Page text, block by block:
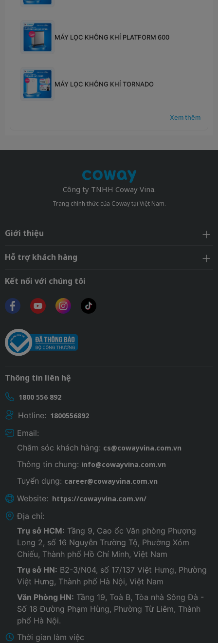
MÁY LỌC KHÔNG KHÍ PLATFORM 600
MÁY LỌC KHÔNG KHÍ TORNADO
Xem thêm
Công ty TNHH Coway Vina.
Trang chính thức của Coway tại Việt Nam.
Giới thiệu
Hỗ trợ khách hàng
Kết nối với chúng tôi
Thông tin liên hệ
1800 556 892
Hotline: 1800556892
Email:
Chăm sóc khách hàng: cs@cowayvina.com.vn
Thông tin chung: info@cowayvina.com.vn
Tuyển dụng: career@cowayvina.com.vn
Website: https://cowayvina.com.vn/
Địa chỉ:
Trụ sở HCM: Tầng 9, Cao ốc Văn phòng Phượng
Long 2, số 16 Nguyễn Trường Tộ, Phường Xóm
Chiếu, Thành phố Hồ Chí Minh, Việt Nam
Trụ sở HN: B2-3/N04, số 17/137 Việt Hưng, Phường
Việt Hưng, Thành phố Hà Nội, Việt Nam
Văn Phòng HN: Tầng 19, Toà B, Tòa nhà Sông Đà -
Số 18 Đường Phạm Hùng, Phường Từ Liêm, Thành
phố Hà Nội.
Thời gian làm việc